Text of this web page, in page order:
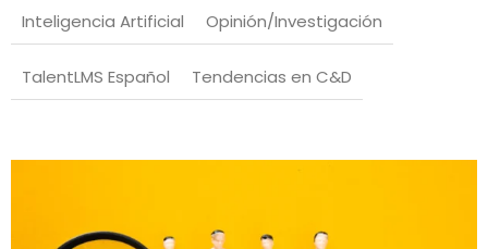
Inteligencia Artificial Opinión/Investigación
TalentLMS Español Tendencias en C&D